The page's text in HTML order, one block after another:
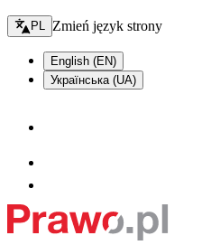
Zmień język - bieżący:
PL Zmień język strony
English (EN)
Українська (UA)